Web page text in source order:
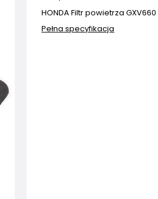
HONDA Filtr powietrza
Pełna specyfikacja